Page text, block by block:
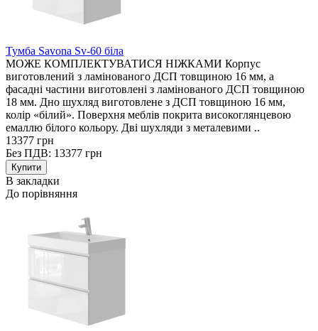
Тумба Savona Sv-60 біла
МОЖЕ КОМПЛЕКТУВАТИСЯ НІЖКАМИ Корпус
виготовлений з ламінованого ДСП товщиною 16 мм, а
фасадні частини виготовлені з ламінованого ДСП товщиною
18 мм. Дно шухляд виготовлене з ДСП товщиною 16 мм,
колір «білий». Поверхня меблів покрита високоглянцевою
емаллю білого кольору. Дві шухляди з металевими ..
13377 грн
Без ПДВ: 13377 грн
В закладки
До порівняння